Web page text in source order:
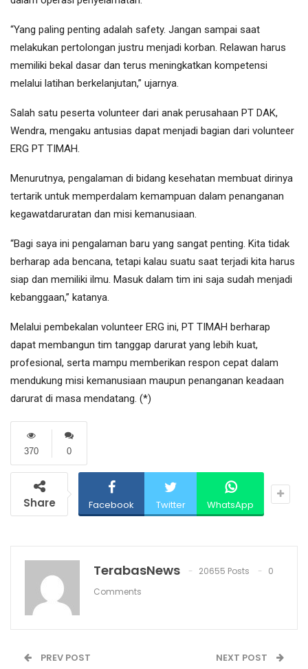
“Yang paling penting adalah safety. Jangan sampai saat
melakukan pertolongan justru menjadi korban. Relawan harus
memiliki bekal dasar dan terus meningkatkan kompetensi
melalui latihan berkelanjutan,” ujarnya.
Salah satu peserta volunteer dari anak perusahaan PT DAK,
Wendra, mengaku antusias dapat menjadi bagian dari volunteer
ERG PT TIMAH.
Menurutnya, pengalaman di bidang kesehatan membuat dirinya
tertarik untuk memperdalam kemampuan dalam penanganan
kegawatdaruratan dan misi kemanusiaan.
“Bagi saya ini pengalaman baru yang sangat penting. Kita tidak
berharap ada bencana, tetapi kalau suatu saat terjadi kita harus
siap dan memiliki ilmu. Masuk dalam tim ini saja sudah menjadi
kebanggaan,” katanya.
Melalui pembekalan volunteer ERG ini, PT TIMAH berharap
dapat membangun tim tanggap darurat yang lebih kuat,
profesional, serta mampu memberikan respon cepat dalam
mendukung misi kemanusiaan maupun penanganan keadaan
darurat di masa mendatang. (*)
0
370
Share Facebook Twitter WhatsApp
TerabasNews 20655 Posts
0
Comments
PREV POST NEXT POST